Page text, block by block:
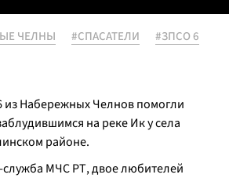
ЧЕЛНЫ #СПАСАТЕЛИ
#ЗПСО 6
Набережных Челнов помогли
на реке Ик у села
районе.
служба МЧС РТ, двое любителей